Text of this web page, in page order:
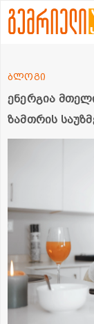
ენერგია
ზამთრის
ბლოგი